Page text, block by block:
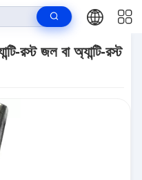
রস্ট জল বা অ্যান্টি-রস্ট